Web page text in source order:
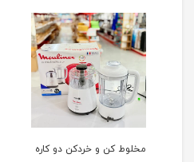
مخلوط کن و خردکن دو کاره